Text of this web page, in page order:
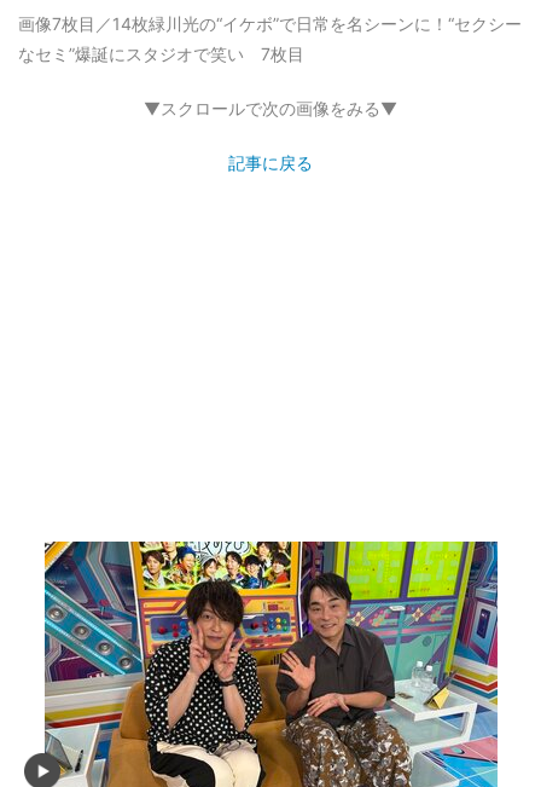
画像7枚目／14枚緑川光の“イケボ”で日常を名シーンに！“セクシー
なセミ”爆誕にスタジオで笑い 7枚目
▼スクロールで次の画像をみる▼
記事に戻る